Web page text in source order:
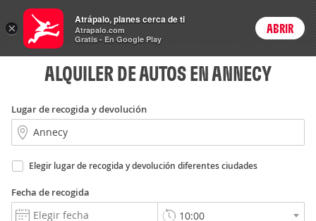
Rent
a Car Login
ALQUILER DE AUTOS EN ANNECY
Lugar de recogida y devolución
Elegir lugar de recogida y devolución diferentes ciudades
Fecha de recogida
×
Atrápalo, planes cerca de ti
Atrapalo.com
Gratis - En Google Play
ABRIR